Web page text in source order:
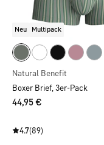
Neu Multipack
Natural Benefit
Boxer Brief, 3er-Pack
44,95 €
4.7(89)